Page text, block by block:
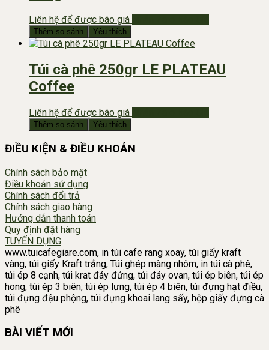
Liên hệ để được báo giá
Thêm so sánh Yêu thích
Túi cà phê 250gr LE PLATEAU
Coffee
Liên hệ để được báo giá
Thêm so sánh Yêu thích
ĐIỀU KIỆN & ĐIỀU KHOẢN
Chính sách bảo mật
Điều khoản sử dụng
Chính sách đổi trả
Chính sách giao hàng
Hướng dẫn thanh toán
Quy định đặt hàng
TUYỂN DỤNG
www.tuicafegiare.com, in túi cafe rang xoay, túi giấy kraft
vàng, túi giấy Kraft trắng, Túi ghép màng nhôm, in túi cà phê,
túi ép 8 cạnh, túi krat đáy đứng, túi đáy ovan, túi ép biên, túi ép
hong, túi ép 3 biên, túi ép lưng, túi ép 4 biên, túi đựng hạt điều,
túi đựng đậu phộng, túi đựng khoai lang sấy, hộp giấy đựng cà
phê
BÀI VIẾT MỚI